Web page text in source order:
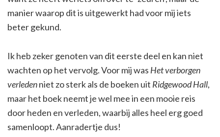
manier waarop dit is uitgewerkt had voor mij iets
beter gekund.
Ik heb zeker genoten van dit eerste deel en kan niet
wachten op het vervolg. Voor mij was Het verborgen
verledenniet zo sterk als de boeken uit Ridgewood Hall,
maar het boek neemt je wel mee in een mooie reis
door heden en verleden, waarbij alles heel erg goed
samenloopt. Aanradertje dus!